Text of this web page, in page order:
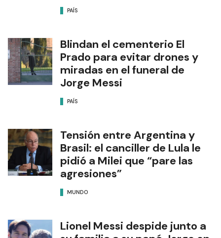
PAÍS
Blindan el cementerio El
Prado para evitar drones y
miradas en el funeral de
Jorge Messi
PAÍS
Tensión entre Argentina y
Brasil: el canciller de Lula le
pidió a Milei que “pare las
agresiones”
MUNDO
Lionel Messi despide junto a